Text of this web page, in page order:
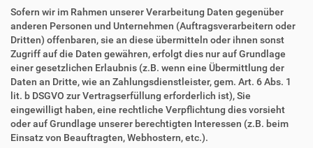
Sofern wir im Rahmen unserer Verarbeitung Daten gegenüber
anderen Personen und Unternehmen (Auftragsverarbeitern oder
Dritten) offenbaren, sie an diese übermitteln oder ihnen sonst
Zugriff auf die Daten gewähren, erfolgt dies nur auf Grundlage
einer gesetzlichen Erlaubnis (z.B. wenn eine Übermittlung der
Daten an Dritte, wie an Zahlungsdienstleister, gem. Art. 6 Abs. 1
lit. b DSGVO zur Vertragserfüllung erforderlich ist), Sie
eingewilligt haben, eine rechtliche Verpflichtung dies vorsieht
oder auf Grundlage unserer berechtigten Interessen (z.B. beim
Einsatz von Beauftragten, Webhostern, etc.).